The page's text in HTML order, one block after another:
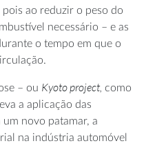
ao reduzir o peso do
necessário – e as
o tempo em que o
– ou Kyoto project, como
a aplicação das
novo patamar, a
na indústria automóvel